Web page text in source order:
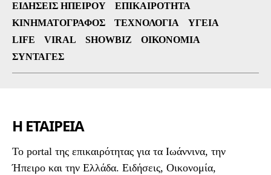
ΕΙΔΉΣΕΙΣ ΗΠΕΊΡΟΥ
ΕΠΙΚΑΙΡΌΤΗΤΑ
ΚΙΝΗΜΑΤΟΓΡΆΦΟΣ
ΤΕΧΝΟΛΟΓΊΑ
ΥΓΕΊΑ
LIFE
VIRAL SHOWBIZ
ΟΙΚΟΝΟΜΊΑ
ΣΥΝΤΑΓΈΣ
Η ΕΤΑΙΡΕΙΑ
To portal της επικαιρότητας για τα Ιωάννινα, την
Ήπειρο και την Ελλάδα. Ειδήσεις, Οικονομία,